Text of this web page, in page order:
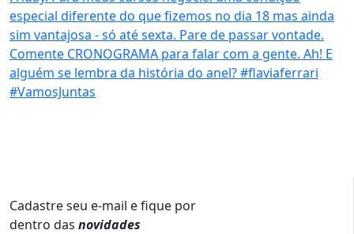
Cadastre seu e-mail e fique por
dentro das novidades